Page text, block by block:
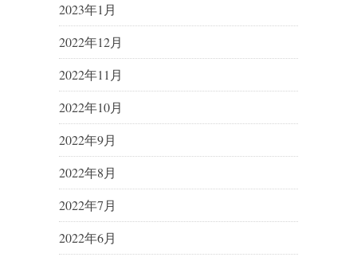
2023年1月
2022年12月
2022年11月
2022年10月
2022年9月
2022年8月
2022年7月
2022年6月